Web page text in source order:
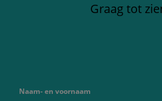
Graag tot
Naam- en voornaam